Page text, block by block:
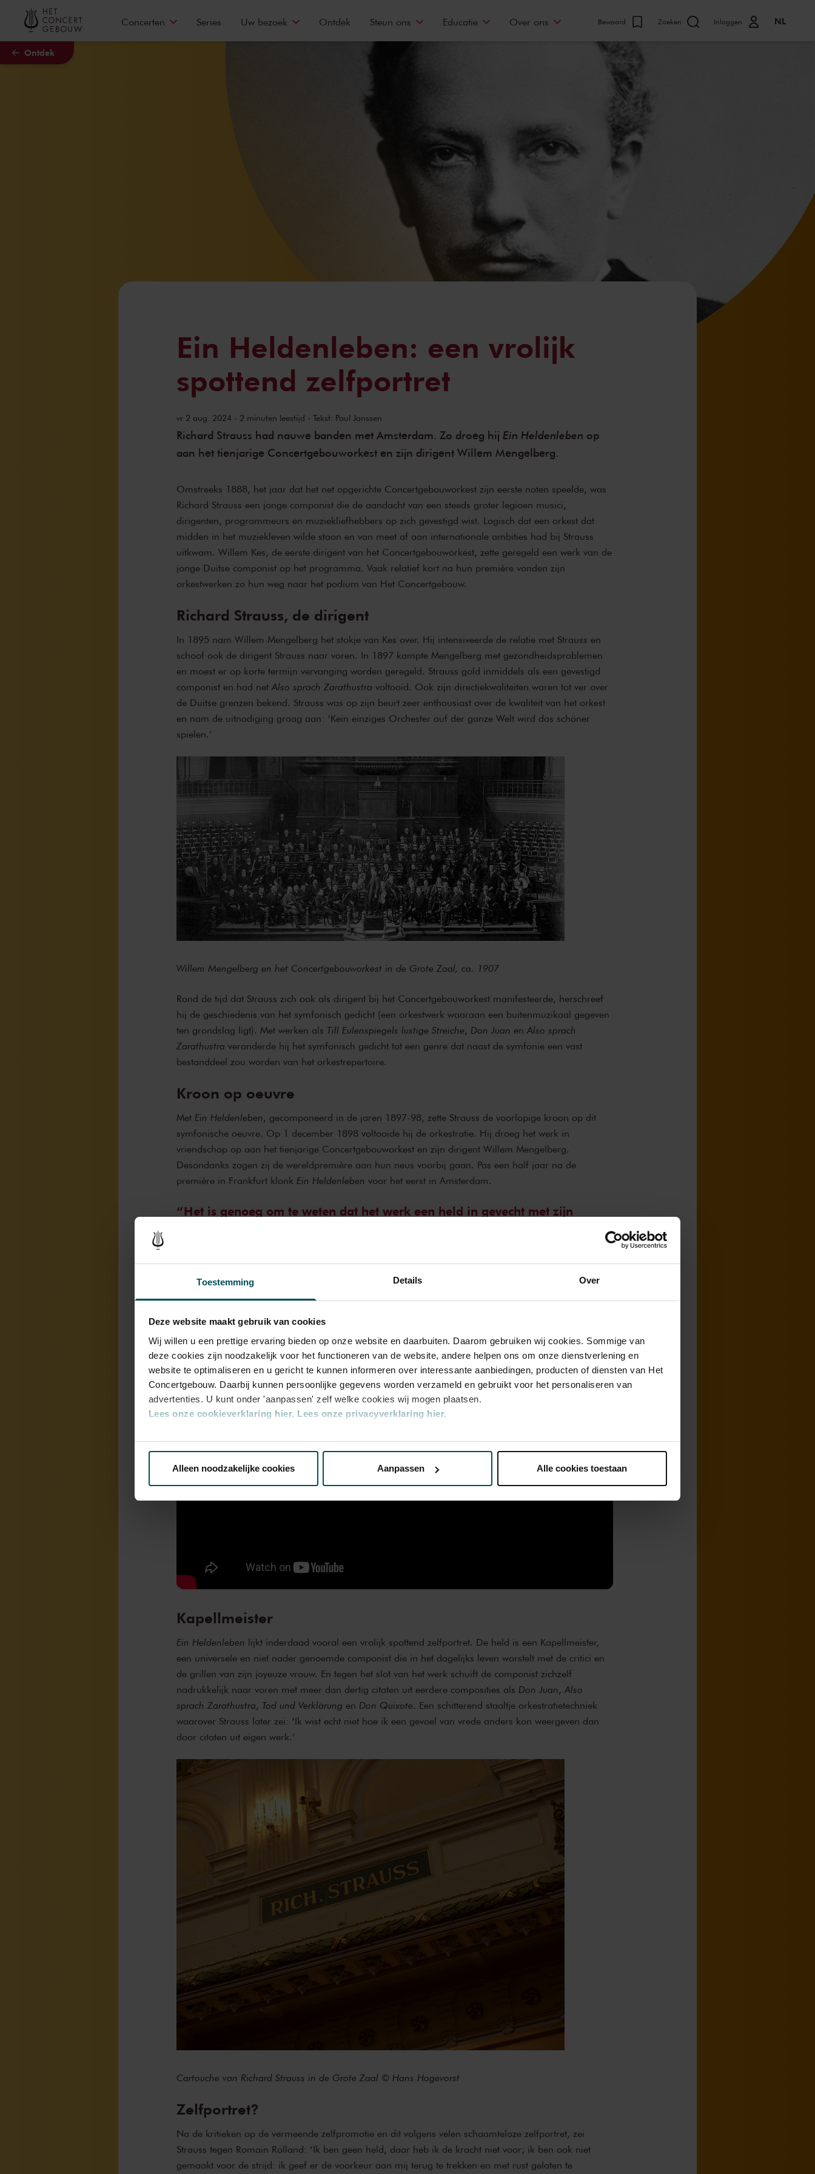
Toestemming Details Over
Deze website maakt gebruik van cookies
Wij willen u een prettige ervaring bieden op onze website en daarbuiten. Daarom gebruiken wij cookies. Sommige van
deze cookies zijn noodzakelijk voor het functioneren van de website, andere helpen ons om onze dienstverlening en
website te optimaliseren en u gericht te kunnen informeren over interessante aanbiedingen, producten of diensten van Het
Concertgebouw. Daarbij kunnen persoonlijke gegevens worden verzameld en gebruikt voor het personaliseren van
advertenties. U kunt onder 'aanpassen' zelf welke cookies wij mogen plaatsen.
Lees onze cookieverklaring hier. Lees onze privacyverklaring hier.
Via decookieverklaringop onze website kunt u uw toestemming op elk moment wijzigen of intrekken.
We werken samen met32 derdendie uw gegevens kunnen ontvangen en verwerken.
Alleen noodzakelijke cookies Aanpassen Alle cookies toestaan
Naar hoofdcontent
Ontdek
Concerten Series Uw bezoek Ontdek Steun ons Educatie Over ons Bewaard Zoeken Inloggen NL
Ein Heldenleben: een vrolijk
spottend zelfportret
vr 2 aug. 2024 - 2 minuten leestijd - Tekst: Paul Janssen
Richard Strauss had nauwe banden met Amsterdam. Zo droeg hij Ein Heldenleben op
aan het tienjarige Concertgebouworkest en zijn dirigent Willem Mengelberg.
Omstreeks 1888, het jaar dat het net opgerichte Concertgebouworkest zijn eerste noten speelde, was
Richard Strauss een jonge componist die de aandacht van een steeds groter legioen musici,
dirigenten, programmeurs en muziekliefhebbers op zich gevestigd wist. Logisch dat een orkest dat
midden in het muziekleven wilde staan en van meet af aan internationale ambities had bij Strauss
uitkwam. Willem Kes, de eerste dirigent van het Concertgebouworkest, zette geregeld een werk van de
jonge Duitse componist op het programma. Vaak relatief kort na hun première vonden zijn
orkestwerken zo hun weg naar het podium van Het Concertgebouw.
Richard Strauss, de dirigent
In 1895 nam Willem Mengelberg het stokje van Kes over. Hij intensiveerde de relatie met Strauss en
schoof ook de dirigent Strauss naar voren. In 1897 kampte Mengelberg met gezondheidsproblemen
en moest er op korte termijn vervanging worden geregeld. Strauss gold inmiddels als een gevestigd
componist en had netAlso sprach Zarathustra voltooid. Ook zijn directiekwaliteiten waren tot ver over
de Duitse grenzen bekend. Strauss was op zijn beurt zeer enthousiast over de kwaliteit van het orkest
en nam de uitnodiging graag aan: ‘Kein einziges Orchester auf der ganze Welt wird das schöner
spielen.’
Willem Mengelberg en het Concertgebouworkest in de Grote Zaal, ca. 1907
Rond de tijd dat Strauss zich ook als dirigent bij het Concertgebouworkest manifesteerde, herschreef
hij de geschiedenis van het symfonisch gedicht (een orkestwerk waaraan een buitenmuzikaal gegeven
ten grondslag ligt). Met werken als Till Eulenspiegels lustige Streiche, Don Juan enAlso sprach
Zarathustra veranderde hij het symfonisch gedicht tot een genre dat naast de symfonie een vast
bestanddeel zou worden van het orkestrepertoire.
Kroon op oeuvre
Met Ein Heldenleben , gecomponeerd in de jaren 1897-98, zette Strauss de voorlopige kroon op dit
symfonische oeuvre. Op 1 december 1898 voltooide hij de orkestratie. Hij droeg het werk in
vriendschap op aan het tienjarige Concertgebouworkest en zijn dirigent Willem Mengelberg.
Desondanks zagen zij de wereldpremière aan hun neus voorbij gaan. Pas een half jaar na de
première in Frankfurt klonk Ein Heldenleben voor het eerst in Amsterdam.
Het is genoeg om te weten dat het werk een held in gevecht met zijn
geheel. Op de vraag van zijn vriend Romain Rolland
Ein Heldenleben
vijanden beschrijft.’
Kapellmeister
Ein Heldenleben lijkt inderdaad vooral een vrolijk spottend zelfportret. De held is een Kapellmeister,
een universele en niet nader genoemde componist die in het dagelijks leven worstelt met de critici en
de grillen van zijn joyeuze vrouw. En tegen het slot van het werk schuift de componist zichzelf
nadrukkelijk naar voren met meer dan dertig citaten uit eerdere composities als Don Juan ,Also
sprach Zarathustra, Tod und Verklärung en Don Quixote. Een schitterend staaltje orkestratietechniek
waarover Strauss later zei: ‘Ik wist echt niet hoe ik een gevoel van vrede anders kon weergeven dan
door citaten uit eigen werk.’
Cartouche van Richard Strauss in de Grote Zaal © Hans Hogevorst
Zelfportret?
Na de kritieken op de vermeende zelfpromotie en dit volgens velen schaamteloze zelfportret, zei
Strauss tegen Romain Rolland: ‘Ik ben geen held, daar heb ik de kracht niet voor; ik ben ook niet
gemaakt voor de strijd: ik geef er de voorkeur aan mij terug te trekken en met rust gelaten te